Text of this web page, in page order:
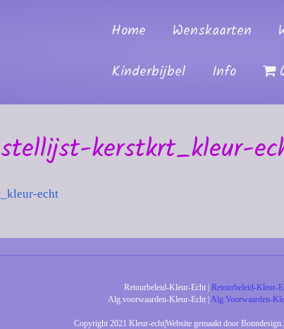
Home Wenskaarten
Kinderbijbel
Info
kerstkrt_kleur-
echt
Retourbeleid-Kleur-Echt | Retourbeleid-Kleur-
Alg.voorwaarden-Kleur-Echt | Alg.Voorwaarden-
Copyright 2021 Kleur-echt|Website gemaakt door